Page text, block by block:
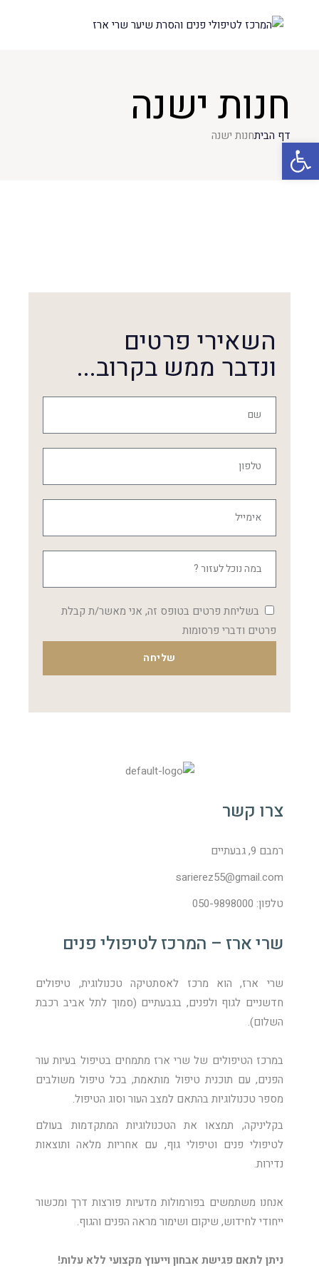
חנות ישנה
דף הביתחנות ישנה
השאירי פרטים
ונדבר ממש בקרוב...
בשליחת פרטים בטופס זה, אני מאשר/ת קבלת
פרטים ודברי פרסומות
שליחה
צרו קשר
רמבם 9, גבעתיים
sarierez55@gmail.com
טלפון: 050-9898000
שרי ארז – המרכז לטיפולי פנים
שרי ארז, הוא מרכז לאסתטיקה טכנולוגית, טיפולים
חדשניים לגוף ולפנים, בגבעתיים (סמוך לתל אביב רכבת
השלום).
במרכז הטיפולים של שרי ארז מתמחים בטיפול בעיות עור
הפנים, עם תוכנית טיפול מותאמת, בכל טיפול משולבים
מספר טכנולוגיות בהתאם למצב העור וסוג הטיפול.
בקליניקה, תמצאו את הטכנולוגיות המתקדמות בעולם
לטיפולי פנים וטיפולי גוף, עם אחריות מלאה ותוצאות
נדירות.
אנחנו משתמשים בפורמולות מדעיות פורצות דרך ומכשור
ייחודי לחידוש, שיקום ושימור מראה הפנים והגוף.
ניתן לתאם פגישת אבחון וייעוץ מקצועי ללא עלות!
פתח סרגל נגישות